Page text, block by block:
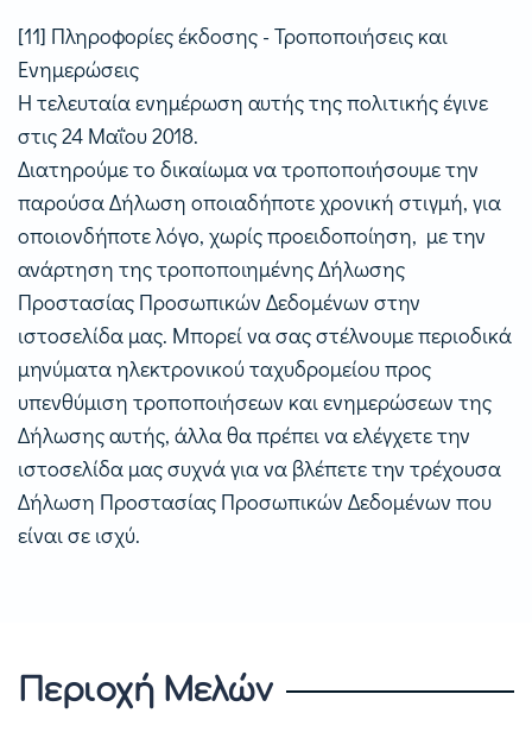
[11] Πληροφορίες έκδοσης - Τροποποιήσεις και
Ενημερώσεις
Η τελευταία ενημέρωση αυτής της πολιτικής έγινε
στις 24 Μαΐου 2018.
Διατηρούμε το δικαίωμα να τροποποιήσουμε την
παρούσα Δήλωση οποιαδήποτε χρονική στιγμή, για
οποιονδήποτε λόγο, χωρίς προειδοποίηση, με την
ανάρτηση της τροποποιημένης Δήλωσης
Προστασίας Προσωπικών Δεδομένων στην
ιστοσελίδα μας. Μπορεί να σας στέλνουμε περιοδικά
μηνύματα ηλεκτρονικού ταχυδρομείου προς
υπενθύμιση τροποποιήσεων και ενημερώσεων της
Δήλωσης αυτής, άλλα θα πρέπει να ελέγχετε την
ιστοσελίδα μας συχνά για να βλέπετε την τρέχουσα
Δήλωση Προστασίας Προσωπικών Δεδομένων που
είναι σε ισχύ.
Περιοχή Μελών